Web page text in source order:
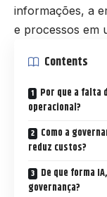
informações, a
e processos em
Contents
Por que a falta
operacional?
Como a
reduz custos?
De que forma
governança?